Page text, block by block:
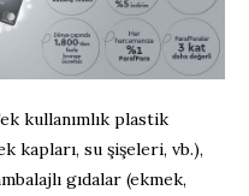
kullanımlık plastik
kapları, su şişeleri, vb.),
gıdalar (ekmek,